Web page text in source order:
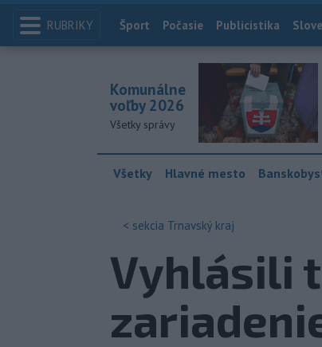
RUBRIKY Index
Šport Počasie Publicistika
Komunálne
voľby 2026
Všetky správy
Všetky Hlavné mesto
< sekcia Trnavský kraj
Vyhlásili